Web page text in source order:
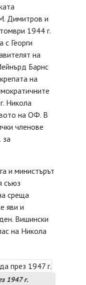
Димитров и
1944 г.
Георги
на
Барнс
на
Никола
на ОФ. В
членове
за
и министърът
съюз
среща
яви и
Вишински
на Никола
1947 г.